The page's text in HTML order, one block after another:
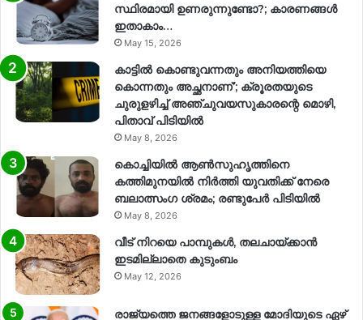
സ്ഥിരമായി ഉണരുന്നുണ്ടോ?; കാരണങ്ങള്‍
ഇതാകാം…
May 15, 2026
കാട്ടിൽ കൊണ്ടുവന്നതും അനിയത്തിയെ
കൊന്നതും അച്ഛനാണ്’; ക്രൂരതയുടെ
ചുരുളഴിച്ച് അഞ്ചുവയസുകാരന്റെ മൊഴി,
പിതാവ് പിടിയിൽ
May 8, 2026
കൊച്ചിയിൽ ആൺസുഹൃത്തിനെ
കത്തിമുനയിൽ നിർത്തി യുവതിക്ക് നേരെ
ബലാത്സംഗ​ ശ്രമം; രണ്ടുപേർ പിടിയിൽ
May 8, 2026
വീട് നിറയെ പാമ്പുകൾ, തലചായ്ക്കാൻ
ഇടമില്ലാതെ കുടുംബം
May 12, 2026
രാജ്യത്തെ ജനങ്ങളോടുള്ള മോദിയുടെ ഏഴ്